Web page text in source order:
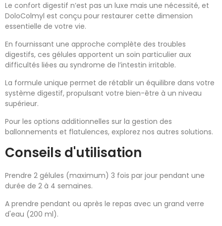
Le confort digestif n’est pas un luxe mais une nécessité, et
DoloColmyl est conçu pour restaurer cette dimension
essentielle de votre vie.
En fournissant une approche complète des troubles
digestifs, ces gélules apportent un soin particulier aux
difficultés liées au syndrome de l’intestin irritable.
La formule unique permet de rétablir un équilibre dans votre
système digestif, propulsant votre bien-être à un niveau
supérieur.
Pour les options additionnelles sur la gestion des
ballonnements et flatulences, explorez nos autres solutions.
Conseils d'utilisation
Prendre 2 gélules (maximum) 3 fois par jour pendant une
durée de 2 à 4 semaines.
A prendre pendant ou après le repas avec un grand verre
d'eau (200 ml).